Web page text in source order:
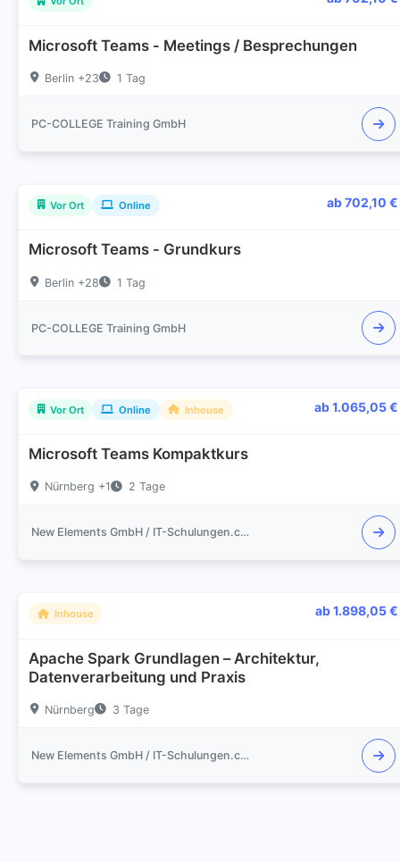
Microsoft Teams - Meetings / Besprechungen
Berlin +23 1 Tag
PC-COLLEGE Training GmbH
Vor Ort Online ab 702,10 €
Microsoft Teams - Grundkurs
Berlin +28 1 Tag
PC-COLLEGE Training GmbH
Vor Ort Online Inhouse ab 1.065,05 €
Microsoft Teams Kompaktkurs
Nürnberg +1 2 Tage
New Elements GmbH / IT-Schulungen.com
Inhouse ab 1.898,05 €
Apache Spark Grundlagen – Architektur,
Datenverarbeitung und Praxis
Nürnberg 3 Tage
New Elements GmbH / IT-Schulungen.com